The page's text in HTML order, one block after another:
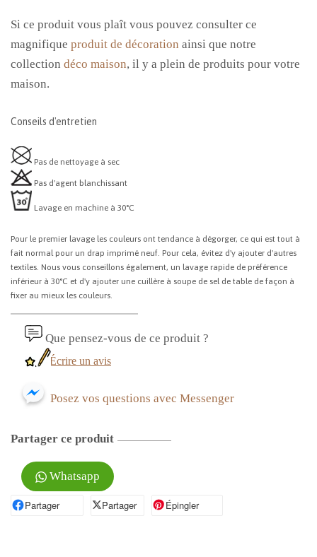
Si ce produit vous plaît vous pouvez consulter ce
magnifique produit de décoration ainsi que notre
collection déco maison, il y a plein de produits pour votre
maison.
Conseils d'entretien
Pas de nettoyage à sec
Pas d'agent blanchissant
Lavage en machine à 30°C
Pour le premier lavage les couleurs ont tendance à dégorger, ce qui est tout à
fait normal pour un drap imprimé neuf. Pour cela, évitez d'y ajouter d'autres
textiles. Nous vous conseillons également, un lavage rapide de préférence
inférieur à 30°C et d'y ajouter une cuillère à soupe de sel de table de façon à
fixer au mieux les couleurs.
Que pensez-vous de ce produit ?
Écrire un avis
Posez vos questions avec Messenger
Partager ce produit
Whatsapp
PartagerPartager sur Facebook
Partager
Partager sur XÉpinglerÉpingler sur Pinterest